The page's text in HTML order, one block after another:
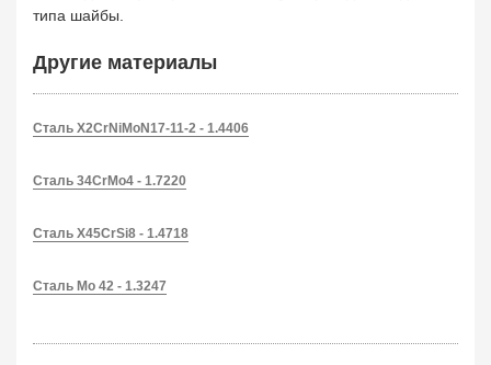
типа шайбы.
Другие материалы
Сталь X2CrNiMoN17-11-2 - 1.4406
Сталь 34CrMo4 - 1.7220
Сталь X45CrSi8 - 1.4718
Сталь Mo 42 - 1.3247